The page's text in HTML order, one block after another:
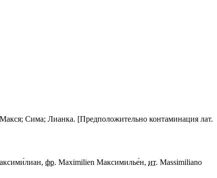
Сима; Лианка. [Предположительно контаминация лат.
фр. Maximilien Максимилье́н, ит. Massimiliano